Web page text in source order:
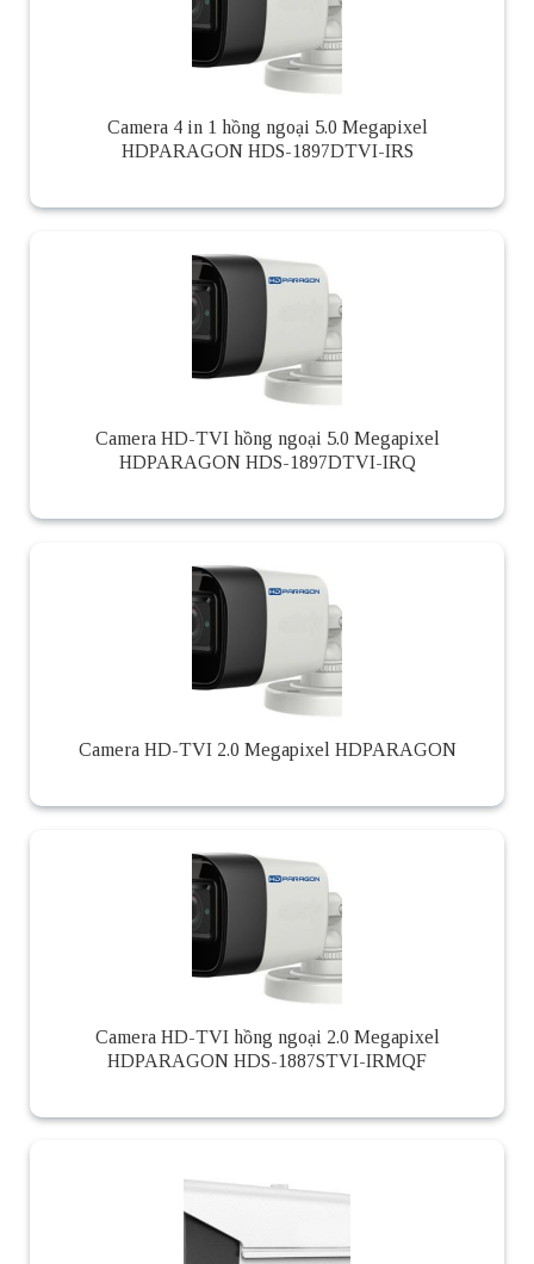
Camera 4 in 1 hồng ngoại 5.0 Megapixel
HDPARAGON HDS-1897DTVI-IRS
Camera HD-TVI hồng ngoại 5.0 Megapixel
HDPARAGON HDS-1897DTVI-IRQ
Camera HD-TVI 2.0 Megapixel HDPARAGON
Camera HD-TVI hồng ngoại 2.0 Megapixel
HDPARAGON HDS-1887STVI-IRMQF